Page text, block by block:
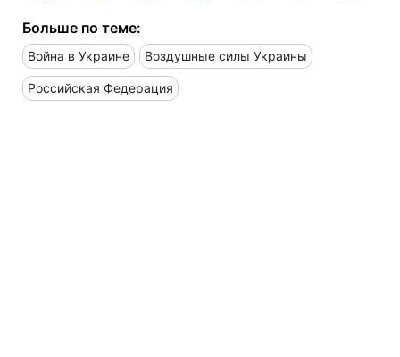
Больше по теме:
Война в Украине Воздушные силы Украины
Российская Федерация